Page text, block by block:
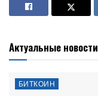
Актуальные новости
БИТКОИН